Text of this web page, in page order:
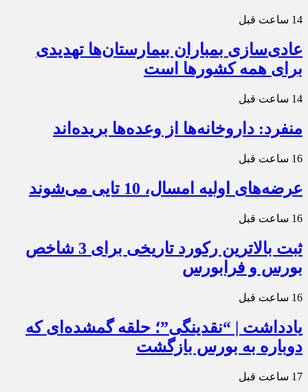
14 ساعت قبل
عادی‌سازی بمباران بیمارستان‌ها تهدیدی
برای همه کشورها است
14 ساعت قبل
منفرد: داروخانه‌ها از وعده‌ها بریده‌اند
16 ساعت قبل
عرضه‌های اولیه امسال، 10 تایی می‌شوند
16 ساعت قبل
ثبت بالاترین رکورد تاریخی برای 3 شاخص
بورس و فرابورس
16 ساعت قبل
یادداشت | “نقدینگی”؛ حلقه گمشده‌ای که
دوباره به بورس بازگشت
17 ساعت قبل